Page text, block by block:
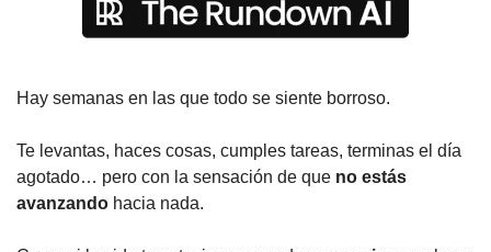
Hay semanas en las que todo se siente borroso.
Te levantas, haces cosas, cumples tareas, terminas el día
agotado… pero con la sensación de que no estás
avanzando hacia nada.